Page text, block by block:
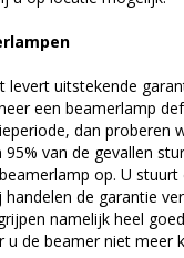
levert uitstekende
een beamerlamp
dan proberen
van de gevallen
op. U
de garantie
namelijk heel
u de beamer niet meer